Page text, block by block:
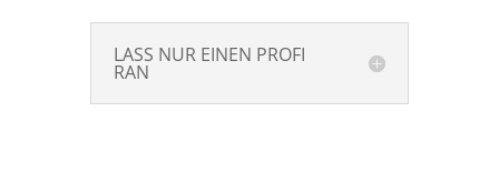
LASS NUR EINEN PROFI
RAN